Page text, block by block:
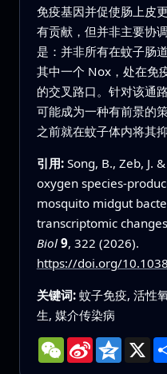
免疫基因并促使肠上皮
有贡献，但并非主要协
是：并非所有在蚊子肠
其中一个 Nox，处在免
的交叉路口。针对该通
可能成为一种有前景的
之前就在蚊子体内将其
引用: Song, B., Zeb, J.
oxygen species-
mosquito midgut
transcriptomic
Biol 9, 322 (2026).
https://doi.org/
关键词: 蚊子免疫, 活性
生, 媒介传染病
WeChat
Sina
Weibo
Qzone
X